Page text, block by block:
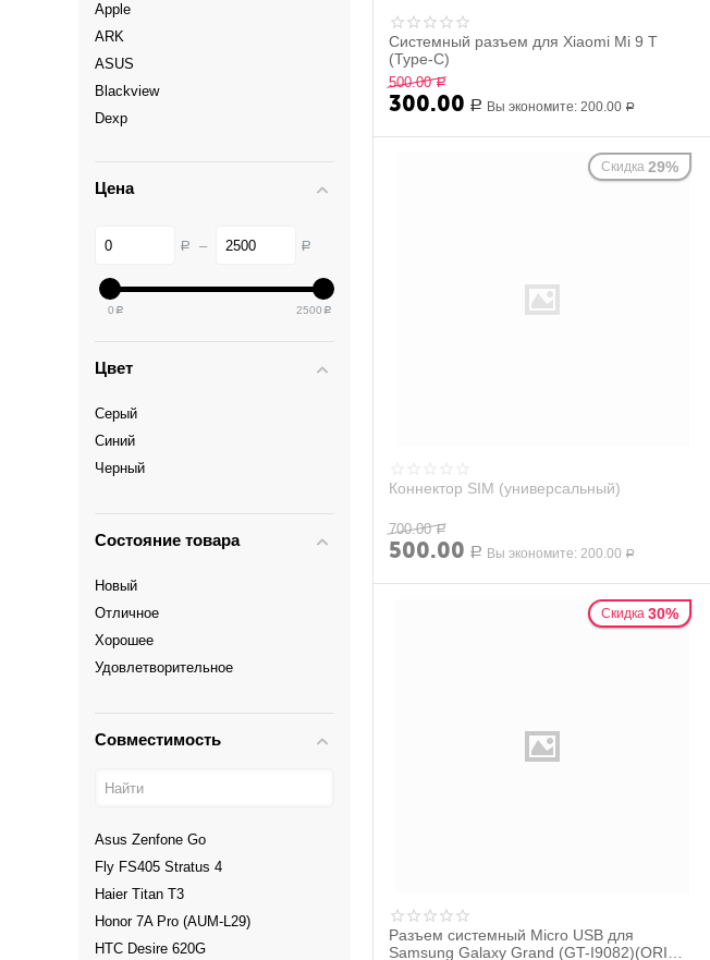
Системный разъем для Xiaomi Mi 9 T
(Type-C)
500.00 Р
300.00 Р Вы экономите:200.00 Р
Скидка 29%
Коннектор SIM (универсальный)
700.00 Р
500.00 Р Вы экономите:200.00 Р
Скидка 30%
Разъем системный Micro USB для
Samsung Galaxy Grand (GT-I9082)(ORIG) /
Apple
ARK
ASUS
Blackview
Dexp
Fly
HTC
Huawei
Lenovo
Meizu
Motorola
Nokia
OnePlus
Ritmix
Samsung
Sony
Tecno
ZTE
Цена
Р – Р
0 Р 2500 Р
Цвет
Серый
Синий
Черный
Состояние товара
Новый
Отличное
Хорошее
Удовлетворительное
Совместимость
Asus Zenfone Go
Fly FS405 Stratus 4
Haier Titan T3
Honor 7A Pro (AUM-L29)
HTC Desire 620G